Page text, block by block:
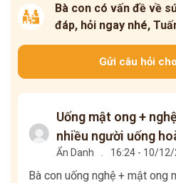
Bà con có vấn đề về
đáp, hỏi ngay nhé,
Gửi câu hỏi
Uống mật ong +
nhiều người uống
Ẩn Danh 16:24 - 10/
Bà con uống nghệ + mật ong